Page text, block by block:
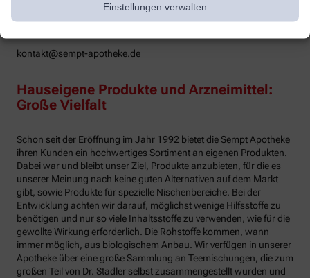
Einstellungen verwalten
kontakt@sempt-apotheke.de
Hauseigene Produkte und Arzneimittel:
Große Vielfalt
Schon seit der Eröffnung im Jahr 1992 bietet die Sempt Apotheke
ihren Kunden ein hochwertiges Sortiment an eigenen Produkten.
Dabei war und bleibt unser Ziel, Produkte anzubieten, für die es
unserer Meinung nach keine guten Alternativen auf dem Markt
gibt, sowie Produkte für spezielle Nischenbereiche. Bei der
Entwicklung achten wir darauf, möglichst wenige Hilfsstoffe zu
benötigen und nur so viele Inhaltsstoffe zu verwenden, wie für die
gewollte Wirkung erforderlich. Die Rohstoffe kommen, wann
immer möglich, aus biologischem Anbau. Wir verfügen in unserer
Apotheke über eine große Sammlung an Teemischungen, die zum
großen Teil von Dr. Stadler selbst zusammengestellt wurden und